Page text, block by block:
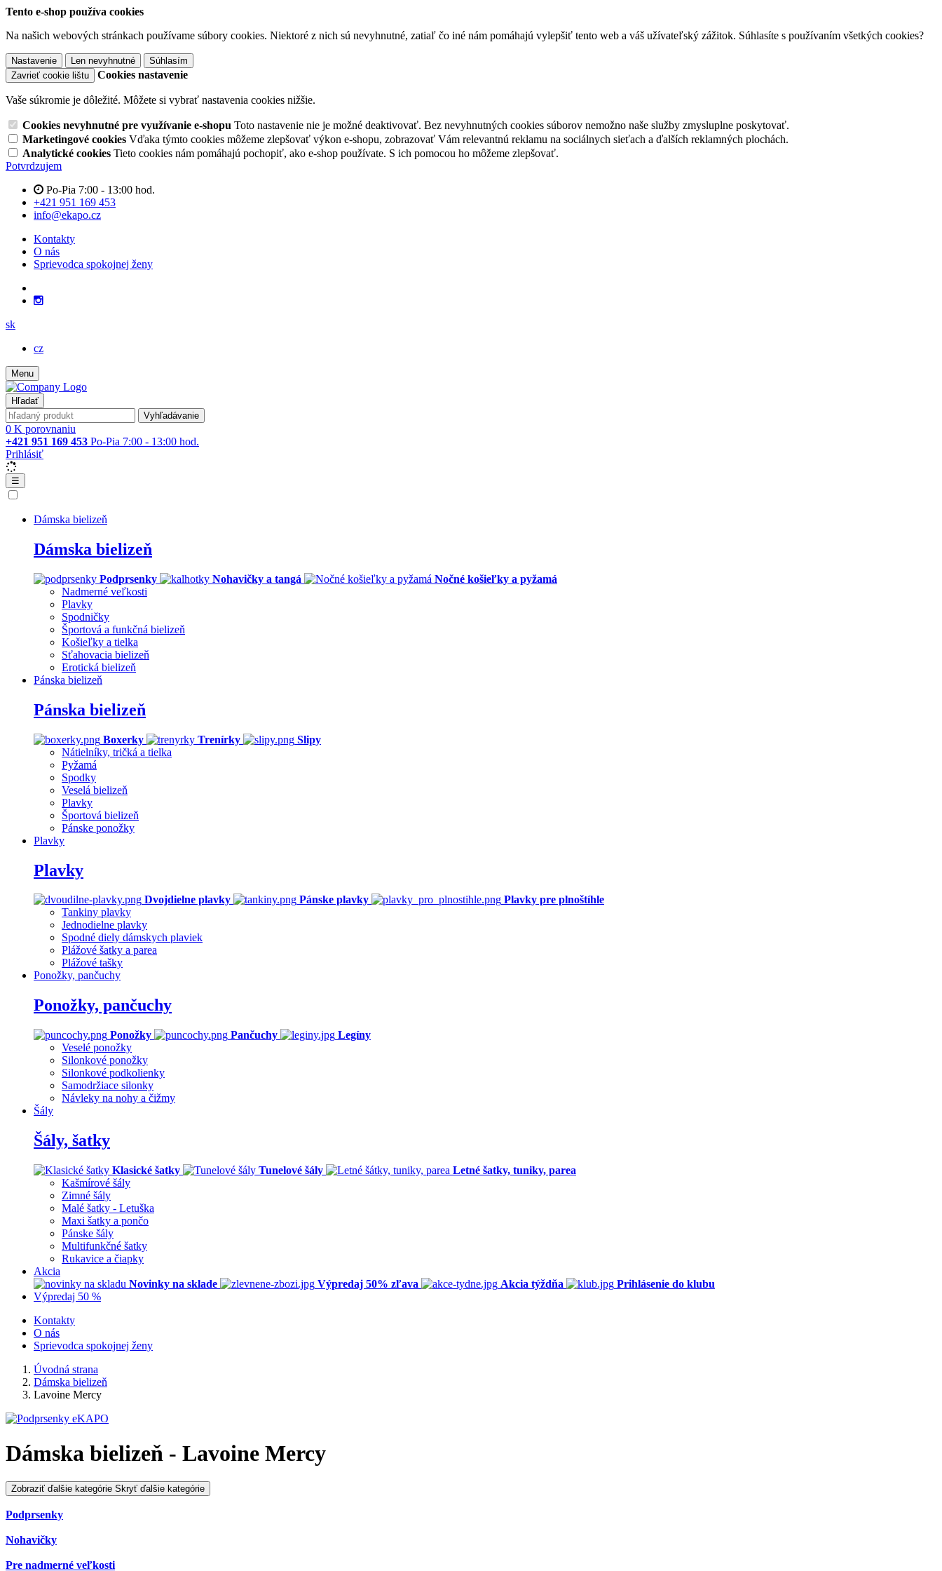
Tento e-shop používa cookies
Na našich webových stránkach používame súbory cookies. Niektoré z nich sú nevyhnutné, zatiaľ čo iné nám pomáhajú vylepšiť tento web a váš užívateľský zážitok. Súhlasíte s používaním všetkých cookies?
Nastavenie Len nevyhnutné
Súhlasím
Zavrieť cookie lištu
Cookies nastavenie
Vaše súkromie je dôležité. Môžete si vybrať nastavenia cookies nižšie.
Cookies nevyhnutné pre využívanie e-shopu Toto nastavenie nie je možné deaktivovať. Bez nevyhnutných cookies súborov nemožno naše služby zmysluplne poskytovať.
Marketingové cookies Vďaka týmto cookies môžeme zlepšovať výkon e-shopu, zobrazovať Vám relevantnú reklamu na sociálnych sieťach a ďalších reklamných plochách.
Analytické cookies Tieto cookies nám pomáhajú pochopiť, ako e-shop používate. S ich pomocou ho môžeme zlepšovať.
Potvrdzujem
Po-Pia 7:00 - 13:00 hod.
+421 951 169 453
info@ekapo.cz
Kontakty
O nás
Sprievodca spokojnej ženy
sk
cz
Menu
Hľadať
Vyhľadávanie
0 K porovnaniu
+421 951 169 453 Po-Pia 7:00 - 13:00 hod.
Prihlásiť
☰
Dámska bielizeň
Dámska bielizeň
Podprsenky Nohavičky a tangá
Nočné košieľky a pyžamá
Nadmerné veľkosti
Plavky
Spodničky
Športová a funkčná bielizeň
Košieľky a tielka
Sťahovacia bielizeň
Erotická bielizeň
Pánska bielizeň
Pánska bielizeň
Boxerky Trenírky
Slipy
Nátielníky, tričká a tielka
Pyžamá
Spodky
Veselá bielizeň
Plavky
Športová bielizeň
Pánske ponožky
Plavky
Plavky
Dvojdielne plavky Pánske plavky
Plavky pre plnoštíhle
Tankiny plavky
Jednodielne plavky
Spodné diely dámskych plaviek
Plážové šatky a parea
Plážové tašky
Ponožky, pančuchy
Ponožky, pančuchy
Ponožky Pančuchy
Legíny
Veselé ponožky
Silonkové ponožky
Silonkové podkolienky
Samodržiace silonky
Návleky na nohy a čižmy
Šály
Šály, šatky
Klasické šatky Tunelové šály
Letné šatky, tuniky, parea
Kašmírové šály
Zimné šály
Malé šatky - Letuška
Maxi šatky a pončo
Pánske šály
Multifunkčné šatky
Rukavice a čiapky
Akcia
Novinky na sklade
Výpredaj 50% zľava Akcia týždňa
Prihlásenie do klubu
Výpredaj 50 %
Kontakty
O nás
Sprievodca spokojnej ženy
Úvodná strana
Dámska bielizeň
Lavoine Mercy
Dámska bielizeň - Lavoine Mercy
Zobraziť ďalšie kategórie Skryť ďalšie kategórie
Podprsenky
Nohavičky
Pre nadmerné veľkosti